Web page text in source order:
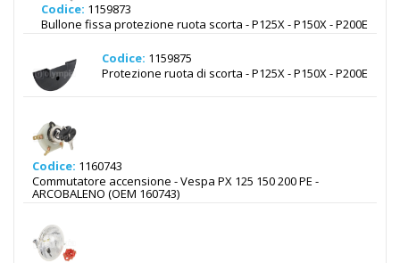
Codice: 1159873
Bullone fissa protezione ruota scorta - P125X - P150X - P200E
Codice: 1159875
Protezione ruota di scorta - P125X - P150X - P200E
Codice: 1160743
Commutatore accensione - Vespa PX 125 150 200 PE -
ARCOBALENO (OEM 160743)